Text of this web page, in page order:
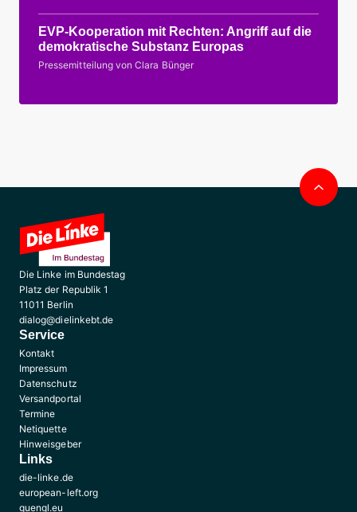
EVP-Kooperation mit Rechten: Angriff auf die
demokratische Substanz Europas
Pressemitteilung von Clara Bünger
Die Linke im Bundestag
Platz der Republik 1
11011 Berlin
dialog@dielinkebt.de
Service
Kontakt
Impressum
Datenschutz
Versandportal
Termine
Netiquette
Hinweisgeber
Links
die-linke.de
european-left.org
guengl.eu